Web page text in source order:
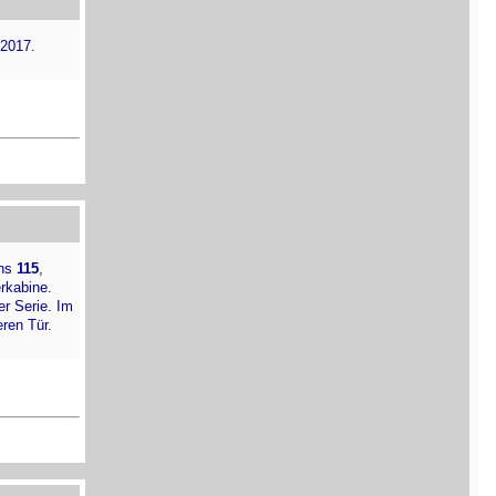
115,
Serie. Im
Tür.